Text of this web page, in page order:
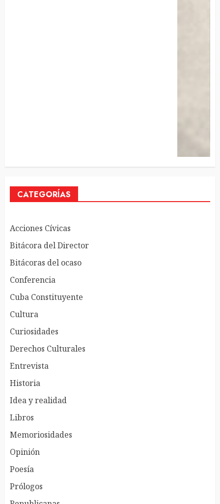
CATEGORÍAS
Acciones Cívicas
Bitácora del Director
Bitácoras del ocaso
Conferencia
Cuba Constituyente
Cultura
Curiosidades
Derechos Culturales
Entrevista
Historia
Idea y realidad
Libros
Memoriosidades
Opinión
Poesía
Prólogos